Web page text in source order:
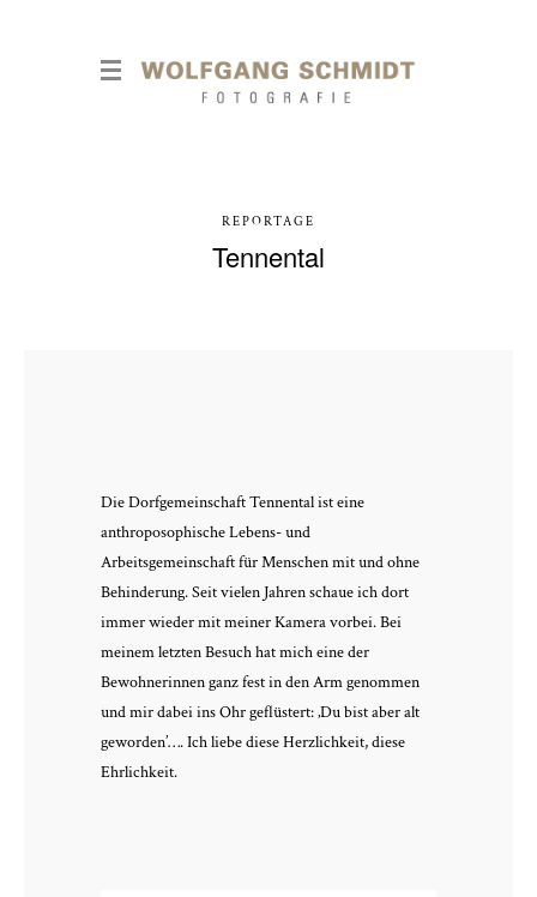
REPORTAGE
Tennental
Die Dorfgemeinschaft Tennental ist eine
anthroposophische Lebens- und
Arbeitsgemeinschaft für Menschen mit und ohne
Behinderung. Seit vielen Jahren schaue ich dort
immer wieder mit meiner Kamera vorbei. Bei
meinem letzten Besuch hat mich eine der
Bewohnerinnen ganz fest in den Arm genommen
und mir dabei ins Ohr geflüstert: ‚Du bist aber alt
geworden’…. Ich liebe diese Herzlichkeit, diese
Ehrlichkeit.